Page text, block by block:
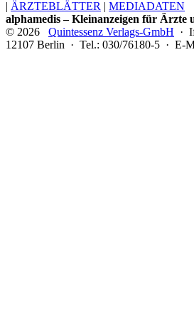
| ÄRZTEBLÄTTER | MEDIADATEN
alphamedis – Kleinanzeigen für Ärzte
© 2026 Quintessenz Verlags-GmbH ·
12107 Berlin · Tel.: 030/76180-5 · E-